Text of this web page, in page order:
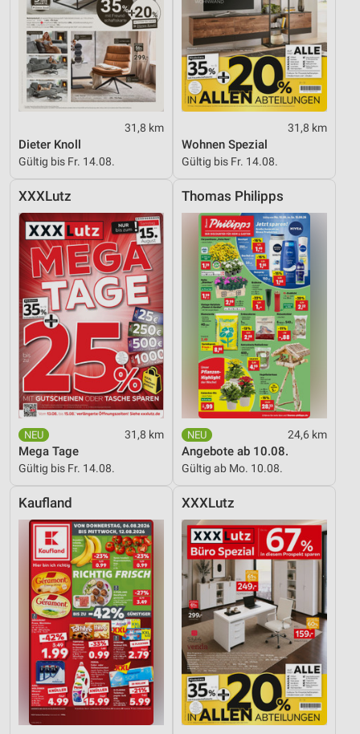
31,8 km
Dieter Knoll
Gültig bis Fr. 14.08.
31,8 km
Wohnen Spezial
Gültig bis Fr. 14.08.
XXXLutz
31,8 km
Mega Tage
Gültig bis Fr. 14.08.
Thomas Philipps
24,6 km
Angebote ab 10.08.
Gültig ab Mo. 10.08.
Kaufland XXXLutz